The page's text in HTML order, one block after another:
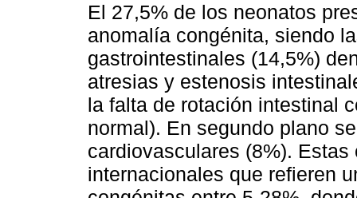
El 27,5% de los neonatos
anomalía congénita, siendo
gastrointestinales (14,5%)
atresias y estenosis
la falta de rotación intestinal
normal). En segundo plano
cardiovasculares (8%).
internacionales que refieren